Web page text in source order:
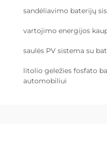
sandėliavimo baterijų
vartojimo energijos
saulės PV sistema su
litolio geležies fosfato
automobiliui